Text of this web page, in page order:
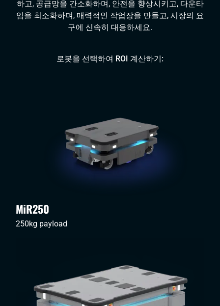
하고, 공급망을 간소화하며, 안전을 향상시키고, 다운타
임을 최소화하며, 매력적인 작업장을 만들고, 시장의 요
구에 신속히 대응하세요.
로봇을 선택하여 ROI 계산하기:
MiR250
250kg payload